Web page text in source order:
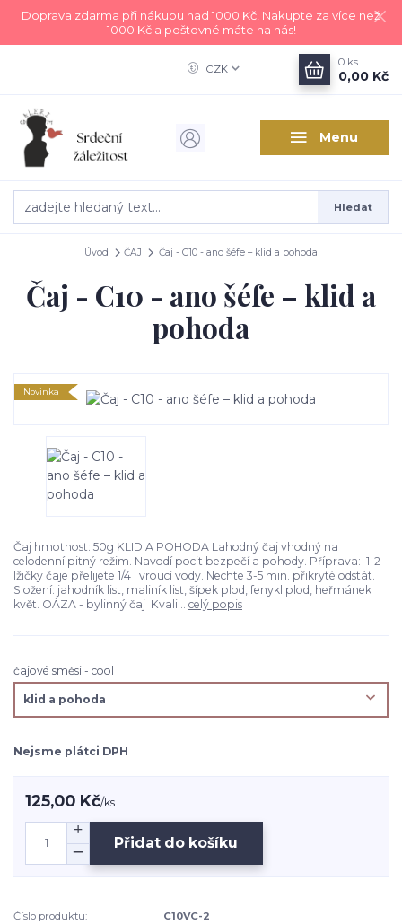
Doprava zdarma při nákupu nad 1000 Kč! Nakupte za více než
1000 Kč a poštovné máte na nás!
Menu
CZK
Hledat
0 ks
0,00 Kč
Úvod ČAJ Čaj - C10 - ano šéfe – klid a pohoda
Čaj - C10 - ano šéfe – klid a
pohoda
Novinka
Čaj hmotnost: 50g KLID A POHODA Lahodný čaj vhodný na
celodenní pitný režim. Navodí pocit bezpečí a pohody. Příprava: 1-2
lžičky čaje přelijete 1/4 l vroucí vody. Nechte 3-5 min. přikryté odstát.
Složení: jahodník list, maliník list, šípek plod, fenykl plod, heřmánek
květ. OÁZA - bylinný čaj Kvali... celý popis
čajové směsi - cool
Nejsme plátci DPH
125,00 Kč/ks
Přidat do košíku
Číslo produktu:
C10VC-2